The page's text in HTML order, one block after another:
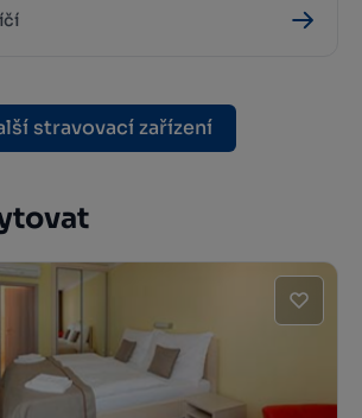
stravovací zařízení